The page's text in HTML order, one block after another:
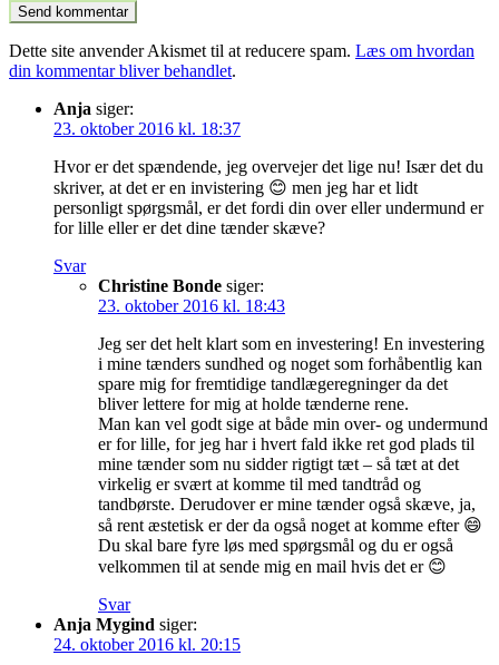
Dette site anvender Akismet til at reducere spam. Læs om hvordan
din kommentar bliver behandlet.
Anja siger:
23. oktober 2016 kl. 18:37
Hvor er det spændende, jeg overvejer det lige nu! Især det du
skriver, at det er en invistering 😊 men jeg har et lidt
personligt spørgsmål, er det fordi din over eller undermund er
for lille eller er det dine tænder skæve?
Svar
Christine Bonde siger:
23. oktober 2016 kl. 18:43
Jeg ser det helt klart som en investering! En investering
i mine tænders sundhed og noget som forhåbentlig kan
spare mig for fremtidige tandlægeregninger da det
bliver lettere for mig at holde tænderne rene.
Man kan vel godt sige at både min over- og undermund
er for lille, for jeg har i hvert fald ikke ret god plads til
mine tænder som nu sidder rigtigt tæt – så tæt at det
virkelig er svært at komme til med tandtråd og
tandbørste. Derudover er mine tænder også skæve, ja,
så rent æstetisk er der da også noget at komme efter 😄
Du skal bare fyre løs med spørgsmål og du er også
velkommen til at sende mig en mail hvis det er 😊
Svar
Anja Mygind siger:
24. oktober 2016 kl. 20:15